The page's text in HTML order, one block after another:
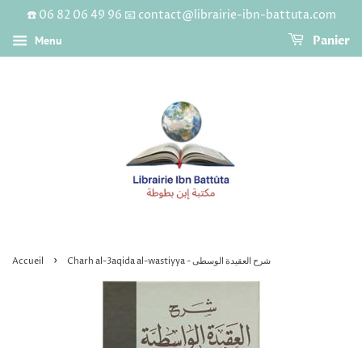
☎️ 06 82 06 49 96 📧 contact@librairie-ibn-battuta.com
Menu Panier
Accueil › Charh al-3aqida al-wastiyya - شرح العقيدة الوسطى